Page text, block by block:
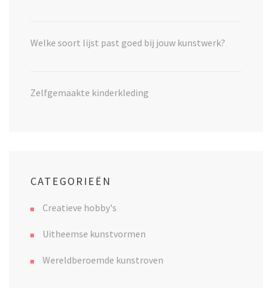
Welke soort lijst past goed bij jouw kunstwerk?
Zelfgemaakte kinderkleding
CATEGORIEËN
Creatieve hobby's
Uitheemse kunstvormen
Wereldberoemde kunstroven